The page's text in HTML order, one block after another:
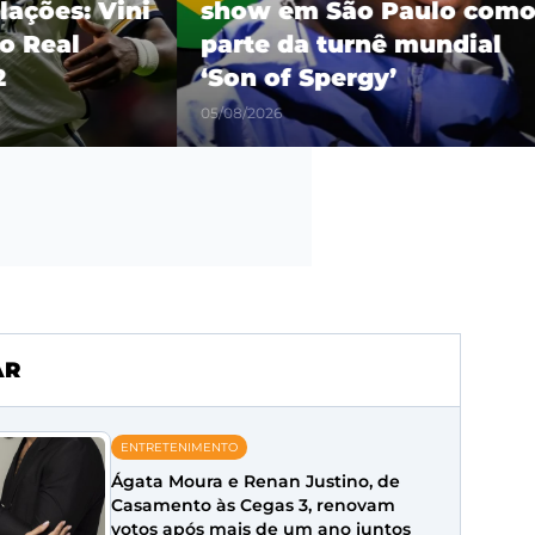
Vini
show em São Paulo como
parte da turnê mundial
‘Son of Spergy’
05/08/2026
ENTRETENIMENTO
Ágata Moura e Renan Justino, de
Casamento às Cegas 3, renovam
votos após mais de um ano juntos